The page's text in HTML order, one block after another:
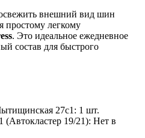
внешний вид шин
простому легкому
. Это идеальное ежедневное
состав для быстрого
27с1: 1 шт.
(Автокластер 19/21): Нет в